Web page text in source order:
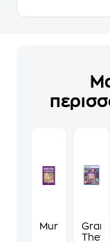
MurdokuGrand
Theft